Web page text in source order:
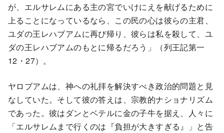
が、エルサレムにある主の宮でいけにえを献げるために
上ることになっているなら、この民の心は彼らの主君、
ユダの王レハブアムに再び帰り、彼らは私を殺して、ユ
ダの王レハブアムのもとに帰るだろう」（列王記第一
12・27）。
ヤロブアムは、神への礼拝を解決すべき政治的問題と見
なしていた。そして彼の答えは、宗教的ナショナリズム
であった。彼はダンとベテルに金の子牛を据え、人々に
「エルサレムまで行くのは『負担が大きすぎる』」と告